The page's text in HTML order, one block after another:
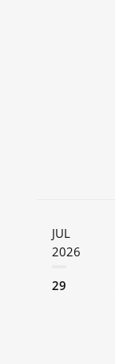
JUL
2026
29